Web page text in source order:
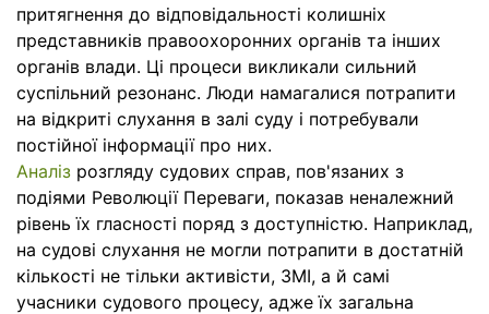
притягнення до відповідальності колишніх
представників правоохоронних органів та інших
органів влади. Ці процеси викликали сильний
суспільний резонанс. Люди намагалися потрапити
на відкриті слухання в залі суду і потребували
постійної інформації про них.
Аналіз розгляду судових справ, пов'язаних з
подіями Революції Переваги, показав неналежний
рівень їх гласності поряд з доступністю. Наприклад,
на судові слухання не могли потрапити в достатній
кількості не тільки активісти, ЗМІ, а й самі
учасники судового процесу, адже їх загальна